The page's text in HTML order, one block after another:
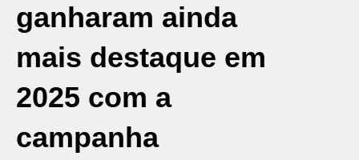
ganharam ainda
mais destaque em
2025 com a
campanha